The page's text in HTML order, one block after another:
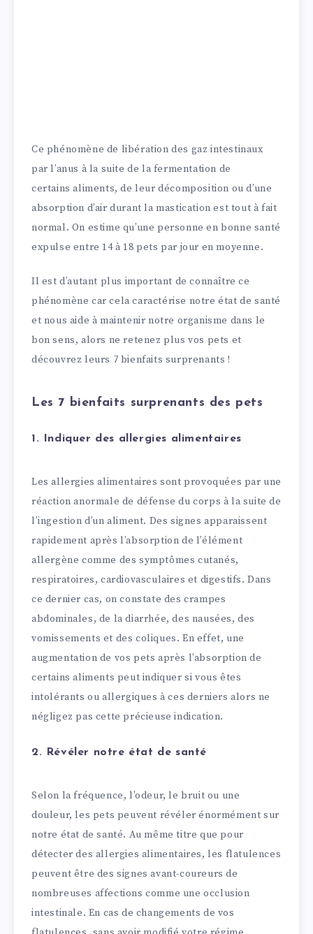
Ce phénomène de libération des gaz intestinaux
par l’anus à la suite de la fermentation de
certains aliments, de leur décomposition ou d’une
absorption d’air durant la mastication est tout à fait
normal. On estime qu’une personne en bonne santé
expulse entre 14 à 18 pets par jour en moyenne.
Il est d’autant plus important de connaître ce
phénomène car cela caractérise notre état de santé
et nous aide à maintenir notre organisme dans le
bon sens, alors ne retenez plus vos pets et
découvrez leurs 7 bienfaits surprenants !
Les 7 bienfaits surprenants des pets
1. Indiquer des allergies alimentaires
Les allergies alimentaires sont provoquées par une
réaction anormale de défense du corps à la suite de
l’ingestion d’un aliment. Des signes apparaissent
rapidement après l’absorption de l’élément
allergène comme des symptômes cutanés,
respiratoires, cardiovasculaires et digestifs. Dans
ce dernier cas, on constate des crampes
abdominales, de la diarrhée, des nausées, des
vomissements et des coliques. En effet, une
augmentation de vos pets après l’absorption de
certains aliments peut indiquer si vous êtes
intolérants ou allergiques à ces derniers alors ne
négligez pas cette précieuse indication.
2. Révéler notre état de santé
Selon la fréquence, l’odeur, le bruit ou une
douleur, les pets peuvent révéler énormément sur
notre état de santé. Au même titre que pour
détecter des allergies alimentaires, les flatulences
peuvent être des signes avant-coureurs de
nombreuses affections comme une occlusion
intestinale. En cas de changements de vos